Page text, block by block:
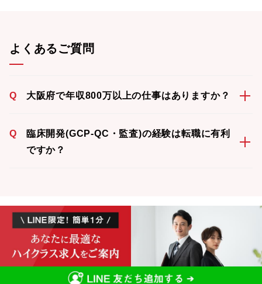
よくあるご質問
Q 大阪府で年収800万以上の仕事はありますか？
Q
臨床開発(GCP-QC・監査)の経験は転職に有利
ですか？